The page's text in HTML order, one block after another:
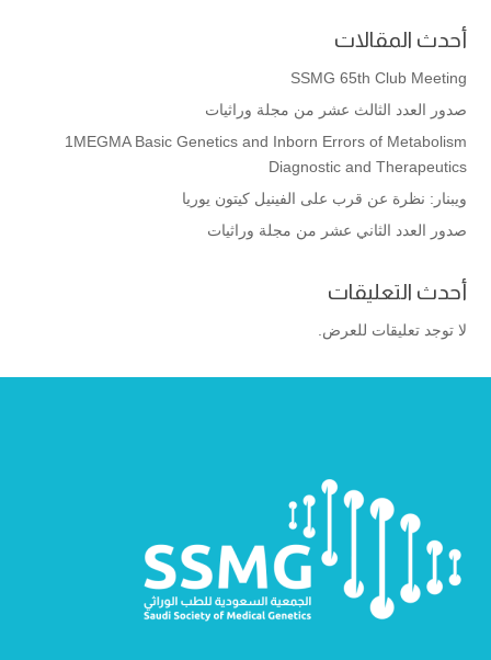
أحدث المقالات
SSMG 65th Club Meeting
صدور العدد الثالث عشر من مجلة وراثيات
1MEGMA Basic Genetics and Inborn Errors of Metabolism
Diagnostic and Therapeutics
ويبنار: نظرة عن قرب على الفينيل كيتون يوريا
صدور العدد الثاني عشر من مجلة وراثيات
أحدث التعليقات
لا توجد تعليقات للعرض.